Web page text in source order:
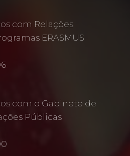
com Relações
ERASMUS
com o Gabinete de
Públicas